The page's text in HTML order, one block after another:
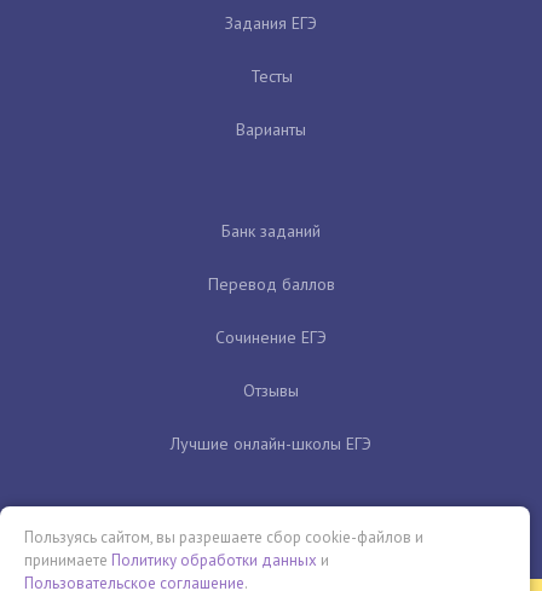
Задания ЕГЭ
Тесты
Варианты
Банк заданий
Перевод баллов
Сочинение ЕГЭ
Отзывы
Лучшие онлайн-школы ЕГЭ
Пользуясь сайтом, вы разрешаете сбор cookie-файлов и
принимаете Политику обработки данных и
Пользовательское соглашение.